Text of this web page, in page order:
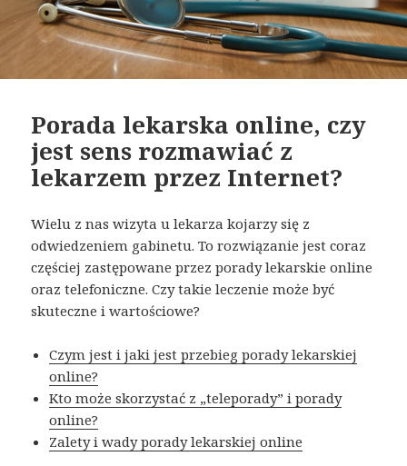
Porada lekarska online, czy
jest sens rozmawiać z
lekarzem przez Internet?
Wielu z nas wizyta u lekarza kojarzy się z
odwiedzeniem gabinetu. To rozwiązanie jest coraz
częściej zastępowane przez porady lekarskie online
oraz telefoniczne. Czy takie leczenie może być
skuteczne i wartościowe?
Czym jest i jaki jest przebieg porady lekarskiej
online?
Kto może skorzystać z „teleporady” i porady
online?
Zalety i wady porady lekarskiej online